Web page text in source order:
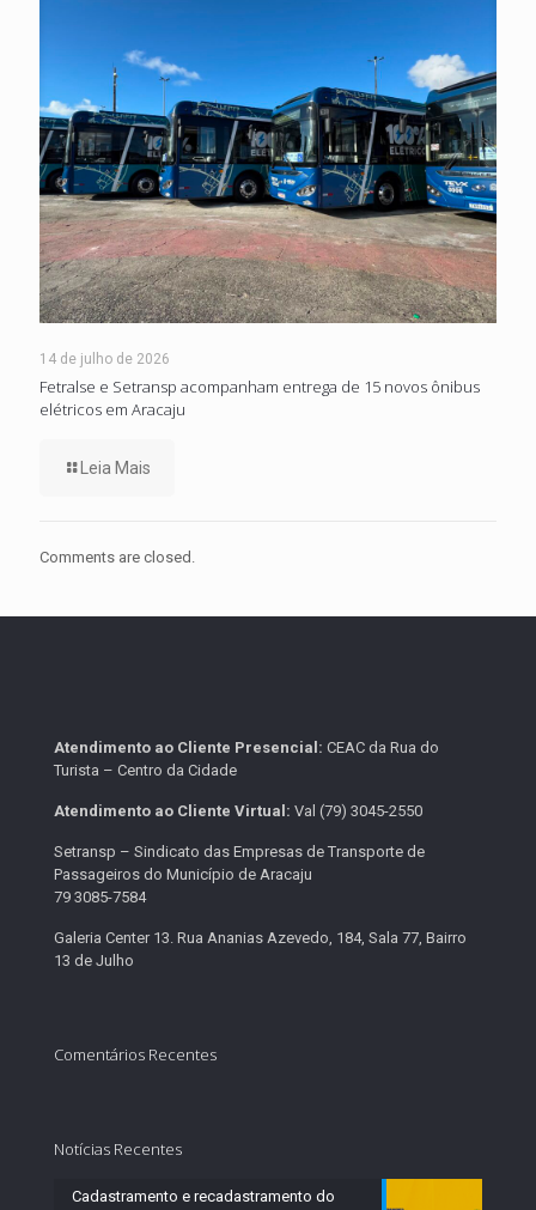
14 de julho de 2026
Fetralse e Setransp acompanham entrega de 15 novos ônibus
elétricos em Aracaju
Leia Mais
Comments are closed.
Atendimento ao Cliente Presencial: CEAC da Rua do
Turista – Centro da Cidade
Atendimento ao Cliente Virtual: Val (79) 3045-2550
Setransp – Sindicato das Empresas de Transporte de
Passageiros do Município de Aracaju
79 3085-7584
Galeria Center 13. Rua Ananias Azevedo, 184, Sala 77, Bairro
13 de Julho
Comentários Recentes
Notícias Recentes
Cadastramento e recadastramento do